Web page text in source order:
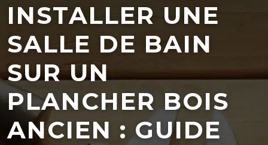
INSTALLER UNE
SALLE DE BAIN
SUR UN
PLANCHER BOIS
ANCIEN : GUIDE